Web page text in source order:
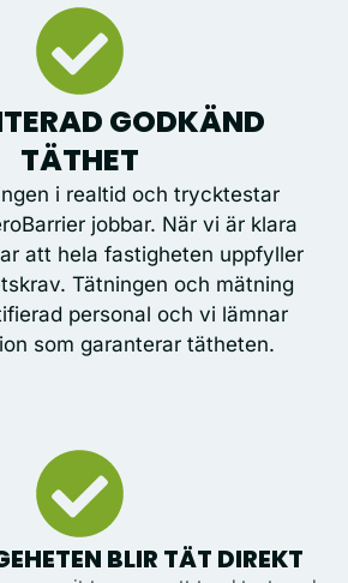
GODKÄND
TÄTHET
i realtid och trycktestar
jobbar. När vi är klara
att hela fastigheten uppfyller
Tätningen och mätning
personal och vi lämnar
som garanterar tätheten.
BLIR TÄT DIREKT